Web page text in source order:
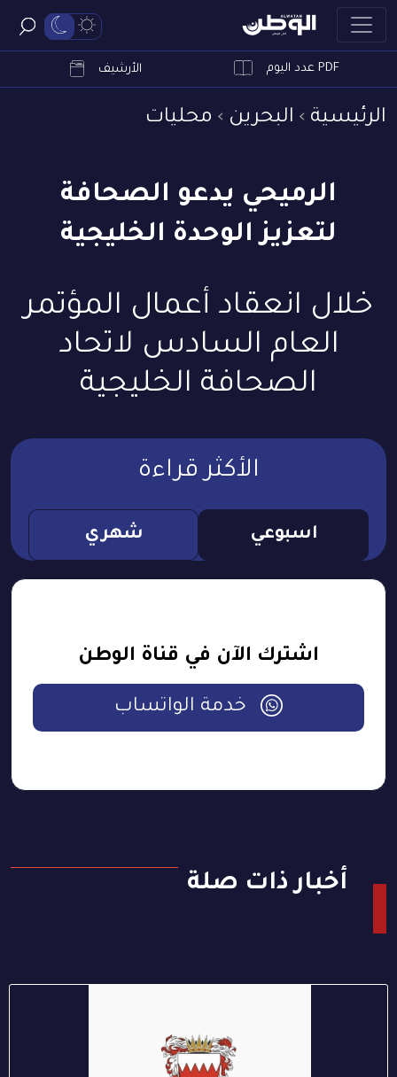
PDF عدد اليوم الأرشيف
الرئيسية البحرين محليات
الرميحي يدعو الصحافة
لتعزيز الوحدة الخليجية
خلال انعقاد أعمال المؤتمر
العام السادس لاتحاد
الصحافة الخليجية
الأكثر قراءة
اسبوعي شهري
اشترك الآن في قناة الوطن
خدمة الواتساب
أخبار ذات صلة